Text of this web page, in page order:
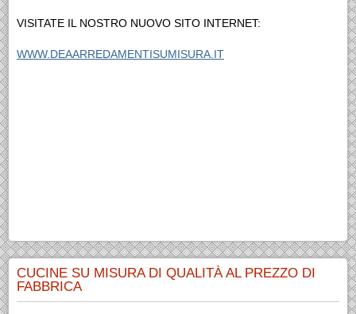
VISITATE IL NOSTRO NUOVO SITO INTERNET:
WWW.DEAARREDAMENTISUMISURA.IT
CUCINE SU MISURA DI QUALITÀ AL PREZZO DI
FABBRICA